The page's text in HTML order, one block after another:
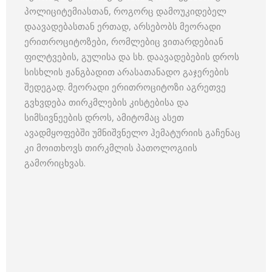
პოლიციტემიასთან, როგორც დამოუკიდებელ
დაავადებასთან ერთად, არსებობს მეორადი
ერითროციტოზები, რომლებიც ვითარდებიან
ფილტვების, გულისა და სხ. დაავადებების დროს
სისხლის ჟანგბადით არასათანადო გაჯერების
შედეგად. მეორადი ერითროციტოზი აგრეთვე
გვხვდება თირკმლების კისტებისა და
სიმსივნეების დროს, ამიტომაც ასეთ
ავადმყოფებში უმნიშვნელო ჰემატურიის გაჩენაც
კი მოითხოვს თირკმლის პათოლოგიის
გამორიცხვას.